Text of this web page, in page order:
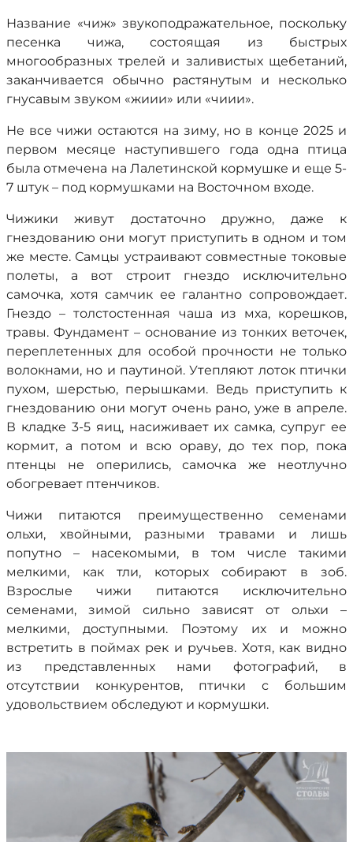
Название «чиж» звукоподражательное, поскольку
песенка чижа, состоящая из быстрых
многообразных трелей и заливистых щебетаний,
заканчивается обычно растянутым и несколько
гнусавым звуком «жиии» или «чиии».
Не все чижи остаются на зиму, но в конце 2025 и
первом месяце наступившего года одна птица
была отмечена на Лалетинской кормушке и еще 5-
7 штук – под кормушками на Восточном входе.
Чижики живут достаточно дружно, даже к
гнездованию они могут приступить в одном и том
же месте. Самцы устраивают совместные токовые
полеты, а вот строит гнездо исключительно
самочка, хотя самчик ее галантно сопровождает.
Гнездо – толстостенная чаша из мха, корешков,
травы. Фундамент – основание из тонких веточек,
переплетенных для особой прочности не только
волокнами, но и паутиной. Утепляют лоток птички
пухом, шерстью, перышками. Ведь приступить к
гнездованию они могут очень рано, уже в апреле.
В кладке 3-5 яиц, насиживает их самка, супруг ее
кормит, а потом и всю ораву, до тех пор, пока
птенцы не оперились, самочка же неотлучно
обогревает птенчиков.
Чижи питаются преимущественно семенами
ольхи, хвойными, разными травами и лишь
попутно – насекомыми, в том числе такими
мелкими, как тли, которых собирают в зоб.
Взрослые чижи питаются исключительно
семенами, зимой сильно зависят от ольхи –
мелкими, доступными. Поэтому их и можно
встретить в поймах рек и ручьев. Хотя, как видно
из представленных нами фотографий, в
отсутствии конкурентов, птички с большим
удовольствием обследуют и кормушки.